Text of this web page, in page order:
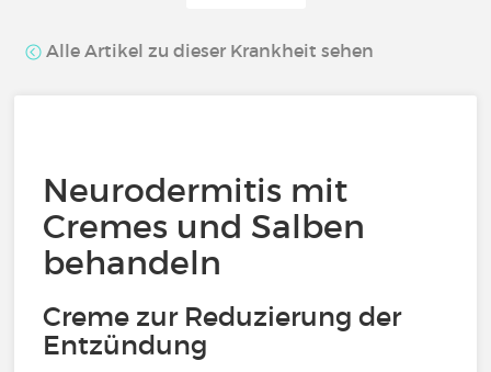
Alle Artikel zu dieser Krankheit sehen
Neurodermitis mit
Cremes und Salben
behandeln
Creme zur Reduzierung der
Entzündung